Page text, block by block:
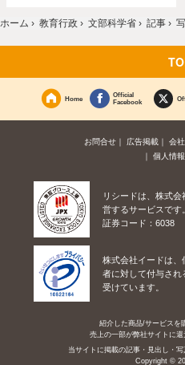
ホーム › 教育行政 › 文部科学省 › 記事 ›
Home
Official
Facebook
お問合せ 広告掲載 会
個人情
リシードは、株式
営するサービスです。
証券コード：6038
株式会社イードは、
者に対して付与され
受けています。
紹介した商品/サービスを
売上の一部が弊社サイトに還
当サイトに掲載の記事・見出し・写
Copyright ©